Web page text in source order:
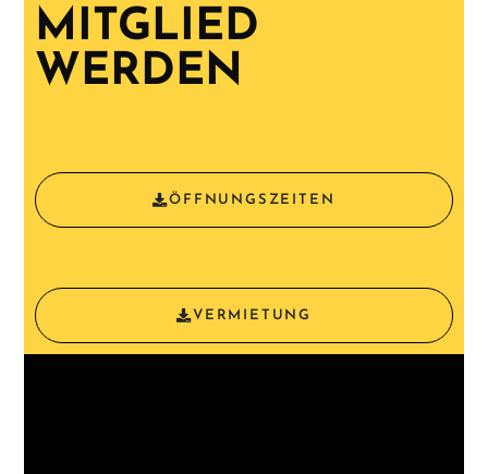
MITGLIED
WERDEN
ÖFFNUNGSZEITEN
VERMIETUNG